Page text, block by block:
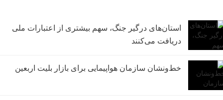
استان‌های درگیر جنگ، سهم بیشتری از اعتبارات ملی
دریافت می‌کنند
خط‌ونشان سازمان هواپیمایی برای بازار بلیت اربعین